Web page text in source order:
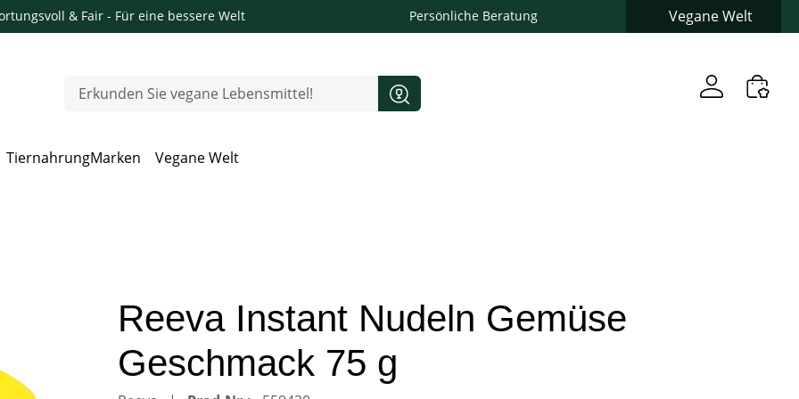
& Fair - Für eine bessere Welt Persönliche Beratung Vegane Welt
TiernahrungMarken
Vegane Welt
Reeva Instant Nudeln Gemüse
Geschmack 75 g